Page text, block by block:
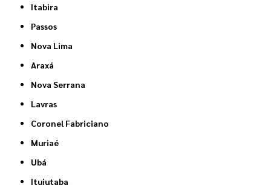
Itabira
Passos
Nova Lima
Araxá
Nova Serrana
Lavras
Coronel Fabriciano
Muriaé
Ubá
Ituiutaba